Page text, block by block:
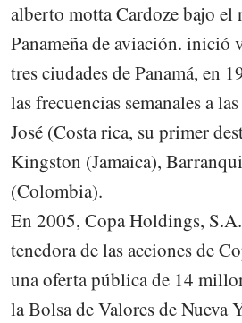
alberto motta Cardoze bajo el
Panameña de aviación. inició
tres ciudades de Panamá, en
las frecuencias semanales a
José (Costa rica, su primer
Kingston (Jamaica),
(Colombia).
En 2005, Copa Holdings,
tenedora de las acciones de
una oferta pública de 14
la Bolsa de Valores de Nueva